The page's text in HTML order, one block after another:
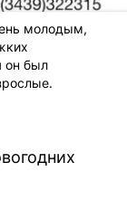
молодым,
он был